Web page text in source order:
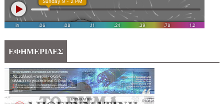
ΕΦΗΜΕΡΙΔΕΣ